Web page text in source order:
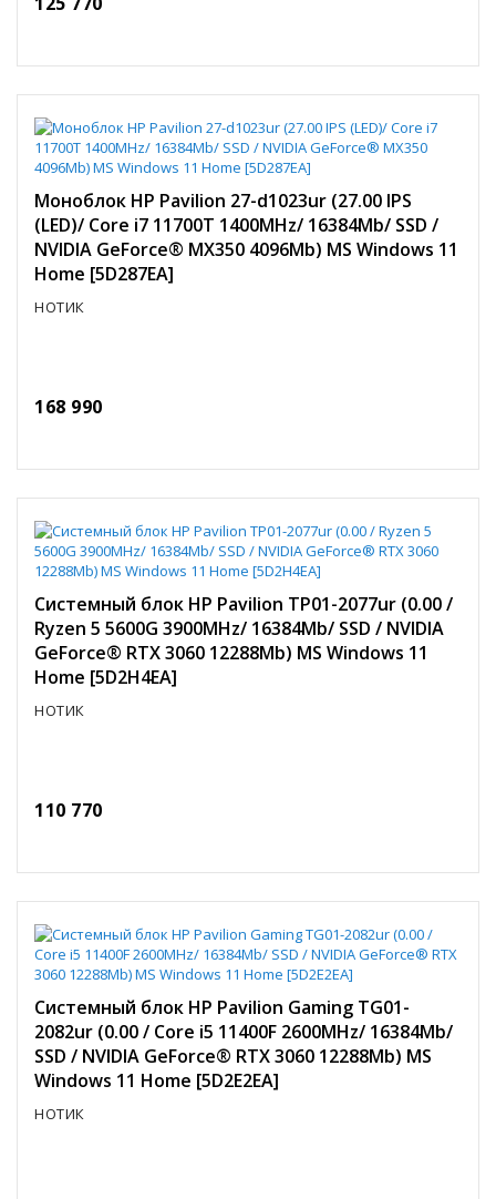
Моноблок HP Pavilion 27-d1023ur (27.00 IPS
(LED)/ Core i7 11700T 1400MHz/ 16384Mb/ SSD /
NVIDIA GeForce® MX350 4096Mb) MS Windows 11
Home [5D287EA]
НОТИК
168 990
Системный блок HP Pavilion TP01-2077ur (0.00 /
Ryzen 5 5600G 3900MHz/ 16384Mb/ SSD / NVIDIA
GeForce® RTX 3060 12288Mb) MS Windows 11
Home [5D2H4EA]
НОТИК
110 770
Системный блок HP Pavilion Gaming TG01-
2082ur (0.00 / Core i5 11400F 2600MHz/ 16384Mb/
SSD / NVIDIA GeForce® RTX 3060 12288Mb) MS
Windows 11 Home [5D2E2EA]
НОТИК